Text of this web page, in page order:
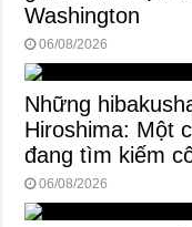
Washington
06/08/2026
Những
Hiroshima: Một
đang tìm kiếm
06/08/2026